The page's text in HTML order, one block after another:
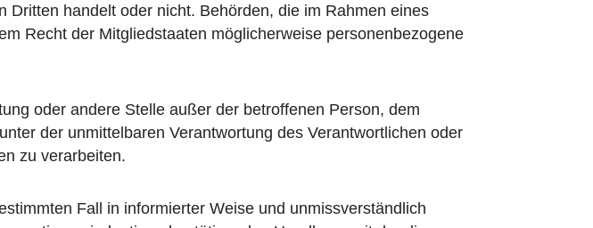
handelt oder nicht. Behörden, die im Rahmen eines
Recht der Mitgliedstaaten möglicherweise personenbezogene
oder andere Stelle außer der betroffenen Person, dem
der unmittelbaren Verantwortung des Verantwortlichen oder
zu verarbeiten.
Fall in informierter Weise und unmissverständlich